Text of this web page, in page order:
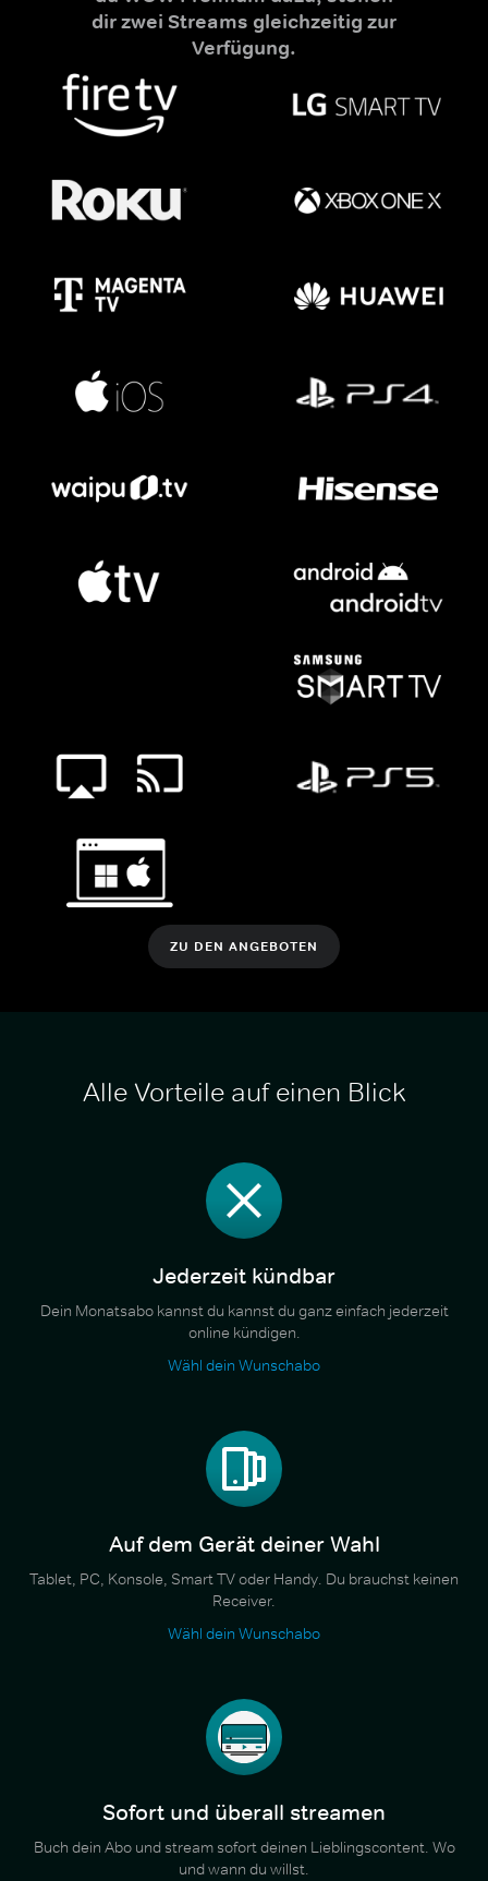
dir zwei Streams gleichzeitig zur
Verfügung.
ZU DEN ANGEBOTEN
Alle Vorteile auf einen Blick
Jederzeit kündbar
Dein Monatsabo kannst du kannst du ganz einfach jederzeit
online kündigen.
Wähl dein Wunschabo
Auf dem Gerät deiner Wahl
Tablet, PC, Konsole, Smart TV oder Handy. Du brauchst keinen
Receiver.
Wähl dein Wunschabo
Sofort und überall streamen
Buch dein Abo und stream sofort deinen Lieblingscontent. Wo
und wann du willst.